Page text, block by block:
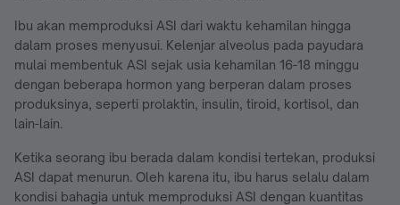
Ibu akan memproduksi ASI dari waktu kehamilan hingga
dalam proses menyusui. Kelenjar alveolus pada payudara
mulai membentuk ASI sejak usia kehamilan 16-18 minggu
dengan beberapa hormon yang berperan dalam proses
produksinya, seperti prolaktin, insulin, tiroid, kortisol, dan
lain-lain.
Ketika seorang ibu berada dalam kondisi tertekan, produksi
ASI dapat menurun. Oleh karena itu, ibu harus selalu dalam
kondisi bahagia untuk memproduksi ASI dengan kuantitas